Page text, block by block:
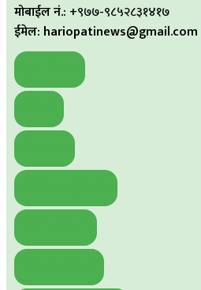
मोबाईल नं.: +९७७-९८५२८३१४१७
ईमेल: hariopatinews@gmail.com